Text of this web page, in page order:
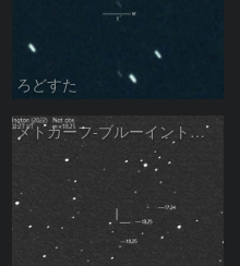
ろどすた
メトカーフ-ブルーイントン彗星( 97P )の予報位置：2021/08/19